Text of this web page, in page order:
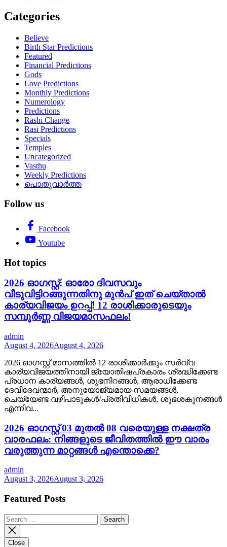
Categories
Believe
Birth Star Predictions
Featured
Financial Predictions
Gods
Love Predictions
Monthly Predictions
Numerology
Predictions
Rashi Change
Rasi Predictions
Specials
Temples
Uncategorized
Vasthu
Weekly Predictions
പൊതുവാർത്ത
Follow us
Facebook
Youtube
Hot topics
2026 ഓഗസ്റ്റ്: ഓരോ ദിവസവും
വീടുവിട്ടിറങ്ങുന്നതിനു മുൻപ് ഇത് ചെയ്താൽ
കാര്യവിജയം ഉറപ്പ്! 12 രാശിക്കാരുടെയും
സമ്പൂർണ്ണ വിജയമാസഫലം!
admin
August 4, 2026August 4, 2026
2026 ഓഗസ്റ്റ് മാസത്തിൽ 12 രാശിക്കാർക്കും സർവ്വ
കാര്യവിജയത്തിനായി ജ്യോതിഷപ്രകാരം ശ്രദ്ധിക്കേണ്ട
പ്രധാന കാര്യങ്ങൾ, ശുഭനിറങ്ങൾ, ആരാധിക്കേണ്ട
ദേവീദേവന്മാർ, അനുയോജ്യമായ സമയങ്ങൾ,
ചെയ്യേണ്ട വഴിപാടുകൾ/പ്രതിവിധികൾ, ശുഭശകുനങ്ങൾ
എന്നിവ...
2026 ഓഗസ്റ്റ് 03 മുതൽ 08 വരെയുള്ള നക്ഷത്ര
വാരഫലം: നിങ്ങളുടെ ജീവിതത്തിൽ ഈ വാരം
വരുത്തുന്ന മാറ്റങ്ങൾ എന്തൊക്കെ?
admin
August 3, 2026August 3, 2026
Featured Posts
Search
for:
Close